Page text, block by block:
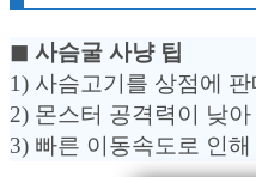
◼︎ 사슴굴 사냥 팁
1) 사슴고기를 상점에
2) 몬스터 공격력이 낮
3) 빠른 이동속도로 인